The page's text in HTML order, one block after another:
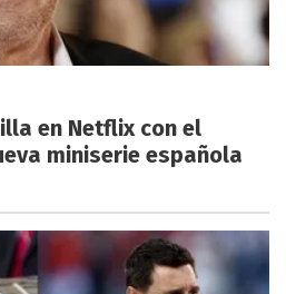
en Netflix con el
miniserie española